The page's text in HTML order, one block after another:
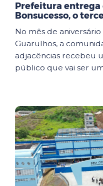
Prefeitura entrega
Bonsucesso, o
No mês de
Guarulhos, a
adjacências recebeu
público que vai ser